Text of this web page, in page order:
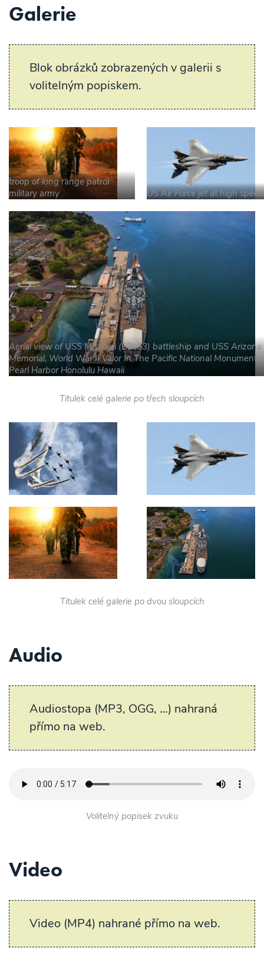
Galerie
Blok obrázků zobrazených v galerii s
volitelným popiskem.
troop of long range patrol
military army
US Air Force jet at high speed
Aerial view of USS Missouri (BB-63) battleship and USS Arizona
Memorial, World War II Valor In The Pacific National Monument
Pearl Harbor Honolulu Hawaii
Titulek celé galerie po třech sloupcích
Titulek celé galerie po dvou sloupcích
Audio
Audiostopa (MP3, OGG, …) nahraná
přímo na web.
Volitelný popisek zvuku
Video
Video (MP4) nahrané přímo na web.